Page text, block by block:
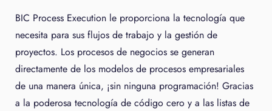
BIC Process Execution le proporciona la tecnología que
necesita para sus flujos de trabajo y la gestión de
proyectos. Los procesos de negocios se generan
directamente de los modelos de procesos empresariales
de una manera única, ¡sin ninguna programación! Gracias
a la poderosa tecnología de código cero y a las listas de